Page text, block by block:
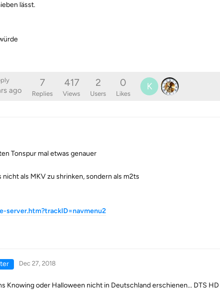
lässt.
ago
7
Replies
417
Views
2
Users
0
Likes
K
Tonspur mal etwas genauer
als MKV zu shrinken, sondern als m2ts
server.htm?trackID=navmenu2
Dec 27, 2018
Knowing oder Halloween nicht in Deutschland erschienen... DTS HD